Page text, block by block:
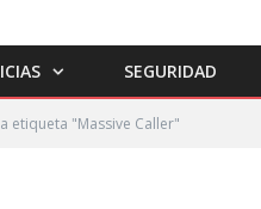
SEGURIDAD
etiqueta "Massive Caller"